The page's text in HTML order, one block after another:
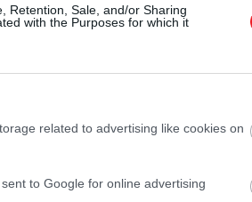
Retention, Sale, and/or Sharing
with the Purposes for which it
related to advertising like cookies on
to Google for online advertising
különösen annak
tudósok szerint a
égitest legalább 10